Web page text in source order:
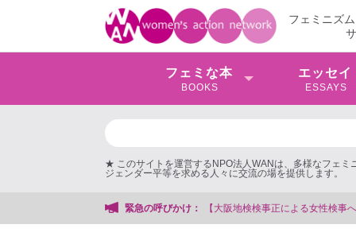
フェミニズ
フェミな本
BOOKS
エッセイ
ESSAYS
★ このサイトを運営するNPO法人WANは、多様なフェミ
ジェンダー平等を求める人々に交流の場を提供します。
緊急の呼びかけ：
による女性検事への性的暴行事件】 ◆女性検事を支援する会事務局